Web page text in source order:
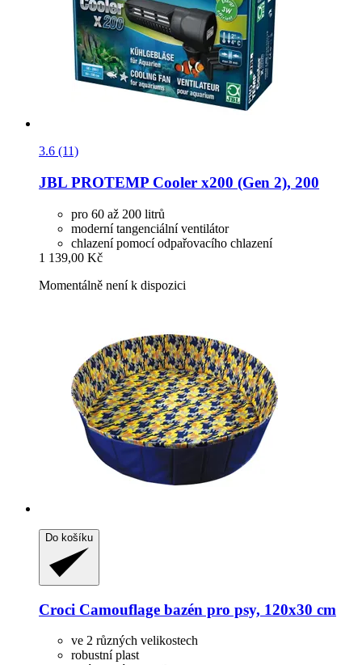
3.6 (11)
JBL PROTEMP Cooler x200 (Gen 2), 200
pro 60 až 200 litrů
moderní tangenciální ventilátor
chlazení pomocí odpařovacího chlazení
1 139,00 Kč
Momentálně není k dispozici
Do košíku
Croci Camouflage bazén pro psy, 120x30 cm
ve 2 různých velikostech
robustní plast